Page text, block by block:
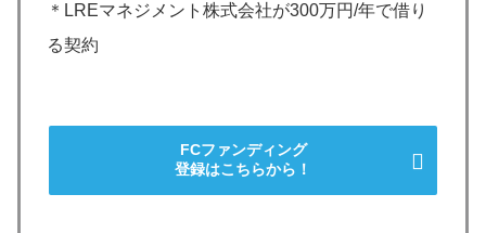
＊LREマネジメント株式会社が300万円/年で借り
る契約
FCファンディング
登録はこちらから！